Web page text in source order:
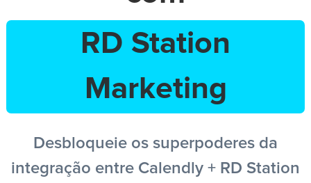
PT
RD Station
Marketing
Desbloqueie os superpoderes da
integração entre Calendly + RD Station